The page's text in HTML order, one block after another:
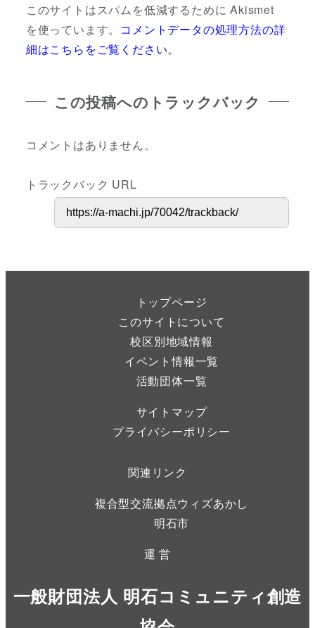
このサイトはスパムを低減するために Akismet
を使っています。 コメントデータの処理方法の詳
細はこちらをご覧ください。
この投稿へのトラックバック
コメントはありません。
トラックバック URL
トップページ
このサイトについて
校区別地域情報
イベント情報一覧
活動団体一覧
サイトマップ
プライバシーポリシー
関連リンク
複合型交流拠点ウィズあかし
明石市
運 営
一般財団法人 明石コミュニティ創造